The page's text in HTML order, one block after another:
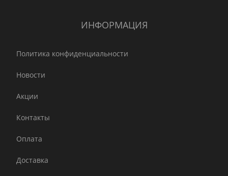
ИНФОРМАЦИЯ
Политика конфиденциальности
Новости
Акции
Контакты
Оплата
Доставка